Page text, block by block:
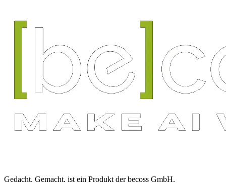
Gedacht. Gemacht. ist ein Produkt der becoss GmbH.